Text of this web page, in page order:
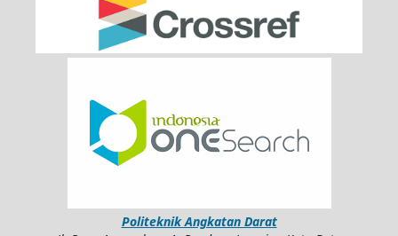
Politeknik Angkatan Darat